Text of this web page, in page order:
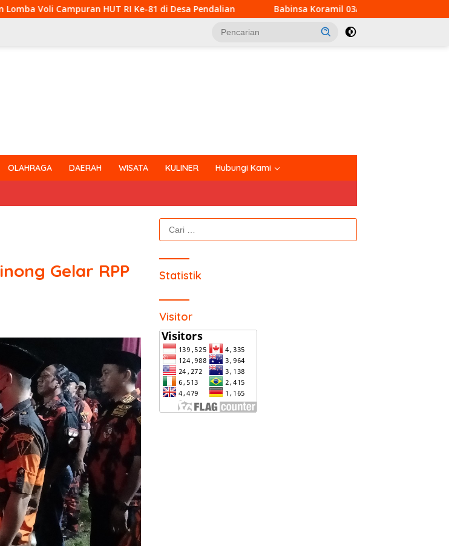
Ke-81 di Desa Pendalian Babinsa Koramil 03/Bunut Perkuat Koordinasi Pencegahan Karhutla
OLAHRAGA DAERAH WISATA KULINER Hubungi Kami
Gelar RPP
Cari
untuk:
Statistik
Visitor